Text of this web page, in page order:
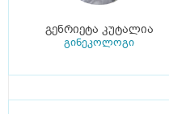
გენრიეტა კუტალია
გინეკოლოგი